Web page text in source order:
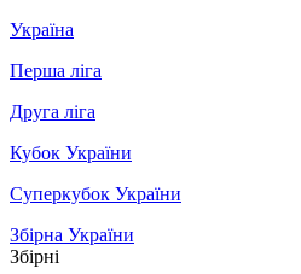
Україна
Перша ліга
Друга ліга
Кубок України
Суперкубок України
Збірна України
Збірні